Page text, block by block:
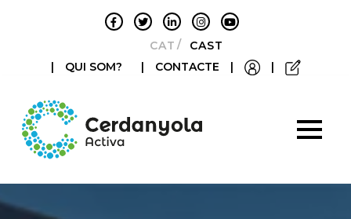
CATALÀCASTELLANO
|
QUI SOM? | CONTACTE | |